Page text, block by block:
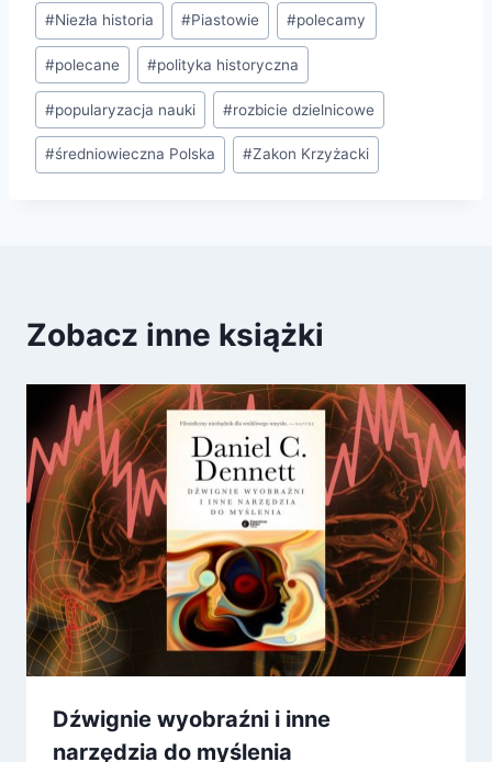
#Niezła historia #Piastowie #polecamy
#polecane #polityka historyczna
#popularyzacja nauki #rozbicie dzielnicowe
#średniowieczna Polska #Zakon Krzyżacki
Zobacz inne książki
Dźwignie wyobraźni i inne
narzędzia do myślenia